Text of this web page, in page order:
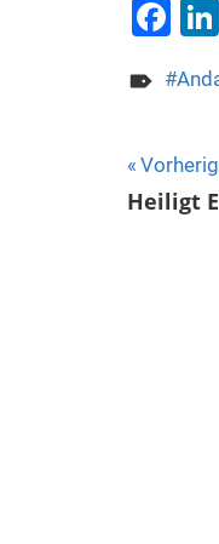
Heiligt